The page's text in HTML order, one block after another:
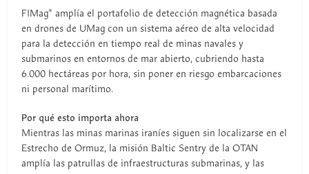
F1Mag® amplía el portafolio de detección magnética basada
en drones de UMag con un sistema aéreo de alta velocidad
para la detección en tiempo real de minas navales y
submarinos en entornos de mar abierto, cubriendo hasta
6.000 hectáreas por hora, sin poner en riesgo embarcaciones
ni personal marítimo.
Por qué esto importa ahora
Mientras las minas marinas iraníes siguen sin localizarse en el
Estrecho de Ormuz, la misión Baltic Sentry de la OTAN
amplía las patrullas de infraestructuras submarinas, y las